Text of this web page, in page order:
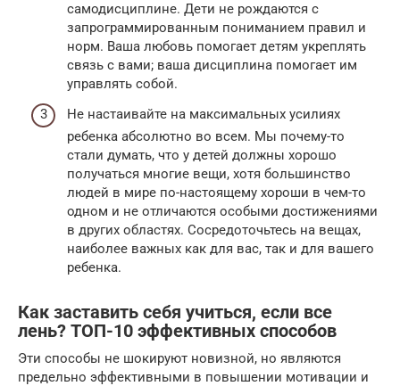
самодисциплине. Дети не рождаются с
запрограммированным пониманием правил и
норм. Ваша любовь помогает детям укреплять
связь с вами; ваша дисциплина помогает им
управлять собой.
Не настаивайте на максимальных усилиях
ребенка абсолютно во всем. Мы почему-то
стали думать, что у детей должны хорошо
получаться многие вещи, хотя большинство
людей в мире по-настоящему хороши в чем-то
одном и не отличаются особыми достижениями
в других областях. Сосредоточьтесь на вещах,
наиболее важных как для вас, так и для вашего
ребенка.
Как заставить себя учиться, если все
лень? ТОП-10 эффективных способов
Эти способы не шокируют новизной, но являются
предельно эффективными в повышении мотивации и